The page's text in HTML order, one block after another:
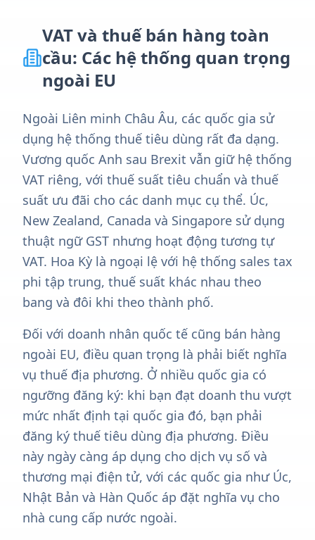
VAT và thuế bán hàng toàn
cầu: Các hệ thống quan trọng
ngoài EU
Ngoài Liên minh Châu Âu, các quốc gia sử
dụng hệ thống thuế tiêu dùng rất đa dạng.
Vương quốc Anh sau Brexit vẫn giữ hệ thống
VAT riêng, với thuế suất tiêu chuẩn và thuế
suất ưu đãi cho các danh mục cụ thể. Úc,
New Zealand, Canada và Singapore sử dụng
thuật ngữ GST nhưng hoạt động tương tự
VAT. Hoa Kỳ là ngoại lệ với hệ thống sales tax
phi tập trung, thuế suất khác nhau theo
bang và đôi khi theo thành phố.
Đối với doanh nhân quốc tế cũng bán hàng
ngoài EU, điều quan trọng là phải biết nghĩa
vụ thuế địa phương. Ở nhiều quốc gia có
ngưỡng đăng ký: khi bạn đạt doanh thu vượt
mức nhất định tại quốc gia đó, bạn phải
đăng ký thuế tiêu dùng địa phương. Điều
này ngày càng áp dụng cho dịch vụ số và
thương mại điện tử, với các quốc gia như Úc,
Nhật Bản và Hàn Quốc áp đặt nghĩa vụ cho
nhà cung cấp nước ngoài.